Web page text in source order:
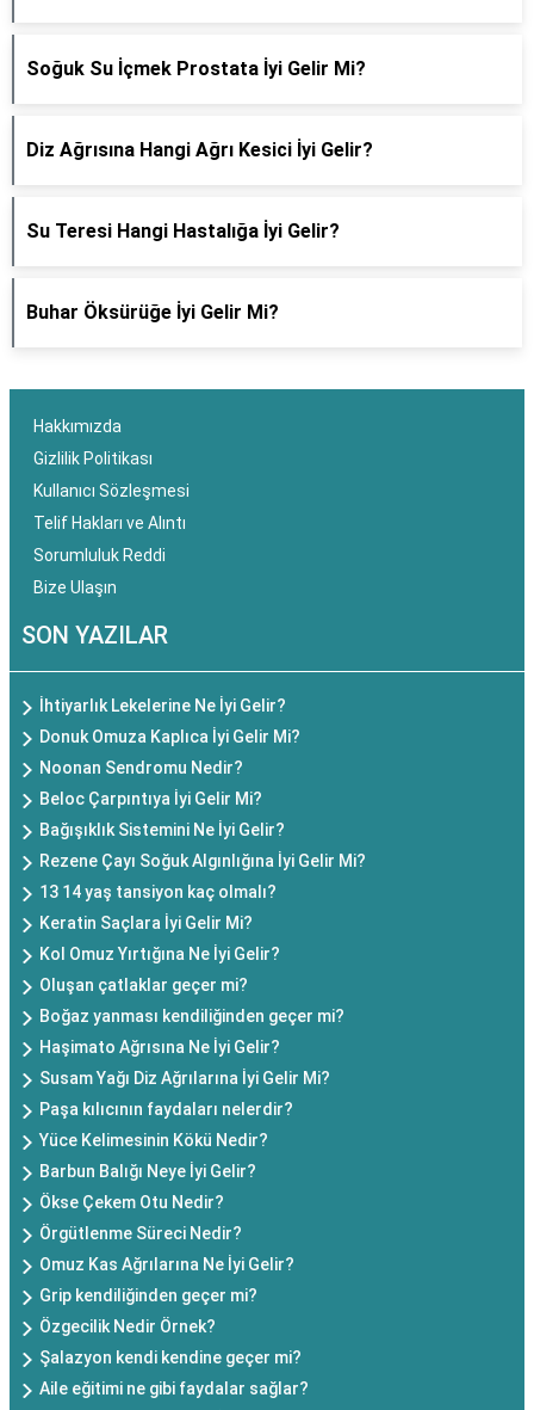
Soğuk Su İçmek Prostata İyi Gelir Mi?
Diz Ağrısına Hangi Ağrı Kesici İyi Gelir?
Su Teresi Hangi Hastalığa İyi Gelir?
Buhar Öksürüğe İyi Gelir Mi?
Hakkımızda
Gizlilik Politikası
Kullanıcı Sözleşmesi
Telif Hakları ve Alıntı
Sorumluluk Reddi
Bize Ulaşın
SON YAZILAR
İhtiyarlık Lekelerine Ne İyi Gelir?
Donuk Omuza Kaplıca İyi Gelir Mi?
Noonan Sendromu Nedir?
Beloc Çarpıntıya İyi Gelir Mi?
Bağışıklık Sistemini Ne İyi Gelir?
Rezene Çayı Soğuk Algınlığına İyi Gelir Mi?
13 14 yaş tansiyon kaç olmalı?
Keratin Saçlara İyi Gelir Mi?
Kol Omuz Yırtığına Ne İyi Gelir?
Oluşan çatlaklar geçer mi?
Boğaz yanması kendiliğinden geçer mi?
Haşimato Ağrısına Ne İyi Gelir?
Susam Yağı Diz Ağrılarına İyi Gelir Mi?
Paşa kılıcının faydaları nelerdir?
Yüce Kelimesinin Kökü Nedir?
Barbun Balığı Neye İyi Gelir?
Ökse Çekem Otu Nedir?
Örgütlenme Süreci Nedir?
Omuz Kas Ağrılarına Ne İyi Gelir?
Grip kendiliğinden geçer mi?
Özgecilik Nedir Örnek?
Şalazyon kendi kendine geçer mi?
Aile eğitimi ne gibi faydalar sağlar?